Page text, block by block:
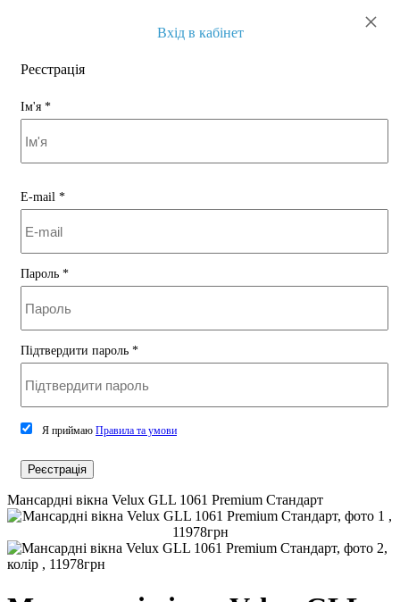
×
Вхід в кабінет
Реєстрація
Ім'я *
E-mail *
Пароль *
Підтвердити пароль *
Я приймаю Правила та умови
Реєстрація
Мансардні вікна Velux GLL 1061 Premium Стандарт